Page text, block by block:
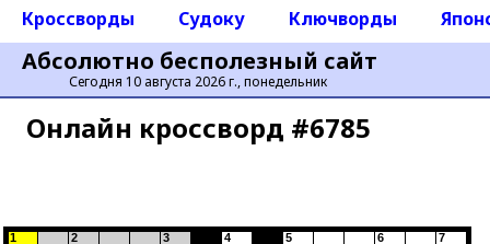
Абсолютно бесполезный сайт
Сегодня 10 августа 2026 г., понедельник
Кроссворды Судоку Ключворды
Онлайн кроссворд #6785
1 2 3 4 5 6 7